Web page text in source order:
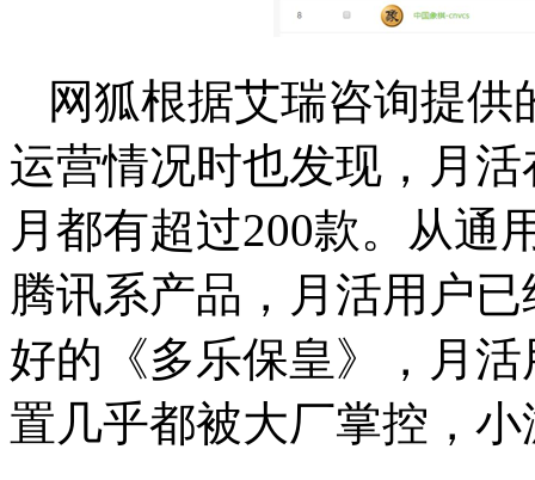
网狐根据艾瑞咨询提
运营情况时也发现，月
月都有超过200款。从通
腾讯系产品，月活用户
好的《多乐保皇》，月
置几乎都被大厂掌控，